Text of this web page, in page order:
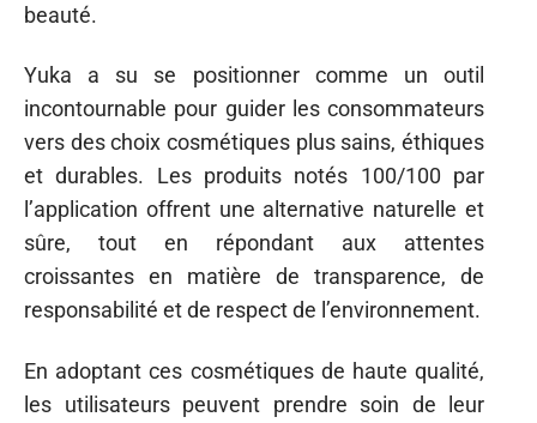
beauté.
Yuka a su se positionner comme un outil
incontournable pour guider les consommateurs
vers des choix cosmétiques plus sains, éthiques
et durables. Les produits notés 100/100 par
l’application offrent une alternative naturelle et
sûre, tout en répondant aux attentes
croissantes en matière de transparence, de
responsabilité et de respect de l’environnement.
En adoptant ces cosmétiques de haute qualité,
les utilisateurs peuvent prendre soin de leur